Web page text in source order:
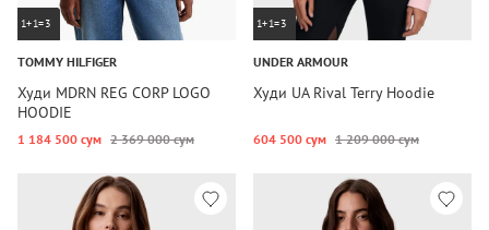
1+1=3
TOMMY HILFIGER
Худи MDRN REG CORP LOGO
HOODIE
1 184 500 сум 2 369 000 сум
1+1=3
UNDER ARMOUR
Худи UA Rival Terry Hoodie
604 500 сум 1 209 000 сум